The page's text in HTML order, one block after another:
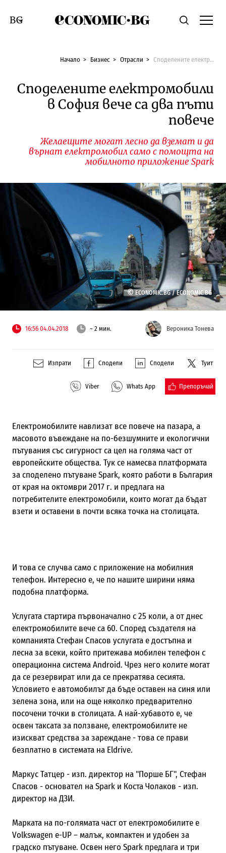
Economic.bgТърсене
Смяна на език
Начало Бизнес Отрасли Споделените електромобили в София вече са два пъти повече
Споделените електромобили
в София вече са два пъти
повече
Желаещите могат лесно да вземат и да
върнат електромобил само с помощта на
мобилното приложение Spark
©ECONOMIC.BG /ECONOMIC.BG
16:56 04.04.2018 ~ 2 мин. Вероника Тонева
Изпрати Сподели Сподели Туит
Viber Whats App Препоръчай
Електромобилите навлизат все повече на пазара, а
масовото въвеждане на по-безшумните и екологични
пътувания със сигурност са цел на голяма част от
европейските общества. Тук се намесва платформата
за споделено пътуване Spark, която работи в България
от края на октомври 2017 г. и предлага на
потребителите електромобили, които могат да бъдат
взети и оставени в почти всяка точка на столицата.
И това се случва само с приложение на мобилния
телефон. Интересно е, че по нашите ширини няма
подобна платформа.
Услугата стартира първоначално с 25 коли, а от днес
електромобилите вече са 60. Според създателя на
компанията Стефан Спасов услугата е достъпна и
лесна за всеки, който притежава мобилен телефон с
операционна система Android. Чрез него колите могат
да се резервират или да се прекратява сесията.
Условието е автомобилът да бъде оставен на синя или
зелена зона, или на още няколко предварително
посочени точки в столицата. А най-хубавото е, че
освен таксата за ползване, електромобилите не
изискват средства за зареждане - това се прави
безплатно в системата на Eldrive.
Маркус Татцер - изп. директор на "Порше БГ", Стефан
Спасов - основател на Spark и Коста Чолаков - изп.
директор на ДЗИ.
Марката на по-голямата част от електромобилите е
Volkswagen e-UP – малък, компактен и удобен за
градско пътуване. Освен него Spark предлага и три